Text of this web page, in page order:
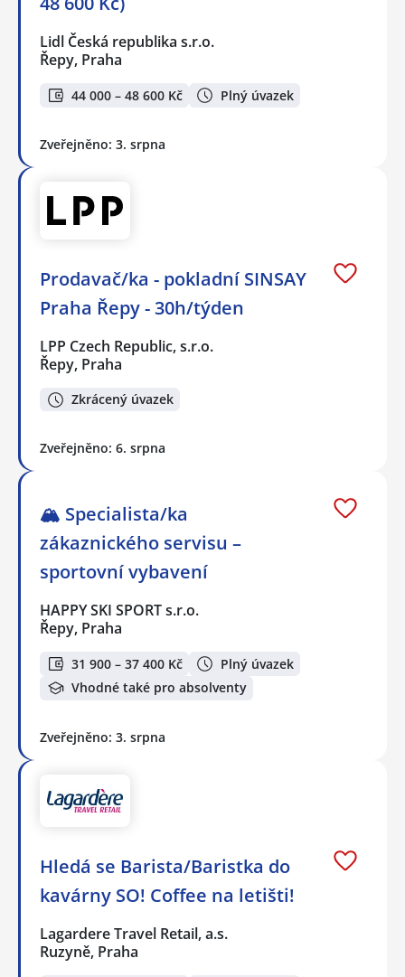
Lidl Česká republika s.r.o.
Řepy, Praha
44 000 – 48 600 Kč Plný úvazek
Zveřejněno: 3. srpna
Prodavač/ka - pokladní SINSAY
Praha Řepy - 30h/týden
LPP Czech Republic, s.r.o.
Řepy, Praha
Zkrácený úvazek
Zveřejněno: 6. srpna
🏔️ Specialista/ka
zákaznického servisu –
sportovní vybavení
HAPPY SKI SPORT s.r.o.
Řepy, Praha
31 900 – 37 400 Kč
Plný úvazek
Vhodné také pro absolventy
Zveřejněno: 3. srpna
Hledá se Barista/Baristka do
kavárny SO! Coffee na letišti!
Lagardere Travel Retail, a.s.
Ruzyně, Praha